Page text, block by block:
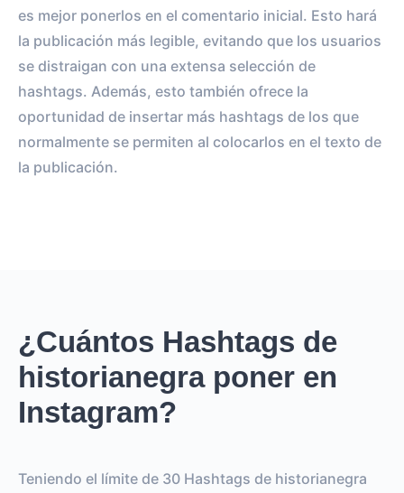
es mejor ponerlos en el comentario inicial. Esto hará
la publicación más legible, evitando que los usuarios
se distraigan con una extensa selección de
hashtags. Además, esto también ofrece la
oportunidad de insertar más hashtags de los que
normalmente se permiten al colocarlos en el texto de
la publicación.
¿Cuántos Hashtags de
historianegra poner en
Instagram?
Teniendo el límite de 30 Hashtags de historianegra